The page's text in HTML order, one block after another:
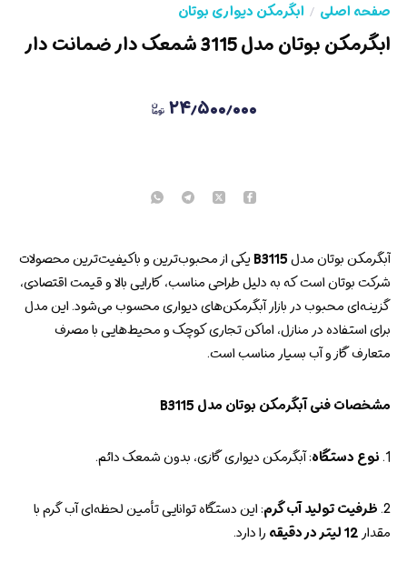
صفحه اصلی ابگرمکن دیواری بوتان
ابگرمکن بوتان مدل 3115 شمعک دار ضمانت دار
۲۴٫۵۰۰٫۰۰۰
آبگرمکن بوتان مدلB3115یکی از محبوب‌ترین و باکیفیت‌ترین محصولات
شرکت بوتان است که به دلیل طراحی مناسب، کارایی بالا و قیمت اقتصادی،
گزینه‌ای محبوب در بازار آبگرمکن‌های دیواری محسوب می‌شود. این مدل
برای استفاده در منازل، اماکن تجاری کوچک و محیط‌هایی با مصرف
متعارف گاز و آب بسیار مناسب است.
مشخصات فنی آبگرمکن بوتان مدل B3115
1. نوع دستگاه: آبگرمکن دیواری گازی، بدون شمعک دائم.
2. ظرفیت تولید آب گرم: این دستگاه توانایی تأمین لحظه‌ای آب گرم با
مقدار12 لیتر در دقیقه را دارد.